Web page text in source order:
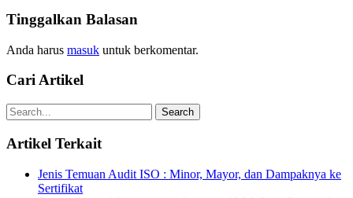
Tinggalkan Balasan
Anda harus masuk untuk berkomentar.
Cari Artikel
Artikel Terkait
Jenis Temuan Audit ISO : Minor, Mayor, dan Dampaknya ke
Sertifikat